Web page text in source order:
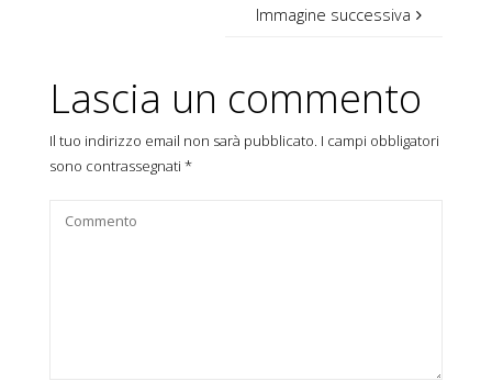
Immagine successiva
Lascia un commento
Il tuo indirizzo email non sarà pubblicato. I campi obbligatori
sono contrassegnati *